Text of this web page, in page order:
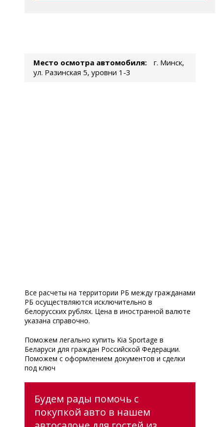
Место осмотра автомобиля:
г. Минск,
ул. Разинская 5, уровни 1-3
Все расчеты на территории РБ между гражданами
РБ осуществляются исключительно в
белорусских рублях. Цена в иностранной валюте
указана справочно.
Поможем легально купить Kia Sportage в
Беларуси для граждан Российской Федерации.
Поможем с оформлением документов и сделки
под ключ
Будем рады помочь с
покупкой авто в нашем